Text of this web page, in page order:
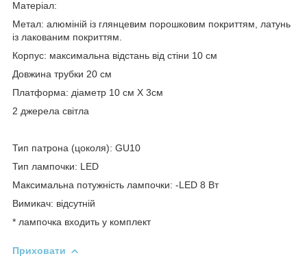
Матеріал:
Метал: алюміній із глянцевим порошковим покриттям, латунь
із лакованим покриттям.
Корпус: максимальна відстань від стіни 10 см
Довжина трубки 20 см
Платформа: діаметр 10 см Х 3см
2 джерела світла
Тип патрона (цоколя): GU10
Тип лампочки: LED
Максимальна потужність лампочки: -LED 8 Вт
Вимикач: відсутній
* лампочка входить у комплект
Приховати